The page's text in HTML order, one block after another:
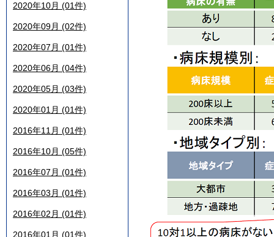
2020年10月 (01件)
2020年09月 (02件)
2020年07月 (01件)
2020年06月 (04件)
2020年05月 (03件)
2020年01月 (01件)
2016年11月 (01件)
2016年10月 (05件)
2016年07月 (01件)
2016年03月 (01件)
2016年02月 (01件)
2016年01月 (01件)